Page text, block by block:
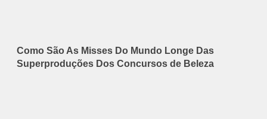
Como São As Misses Do Mundo Longe Das
Superproduções Dos Concursos de Beleza